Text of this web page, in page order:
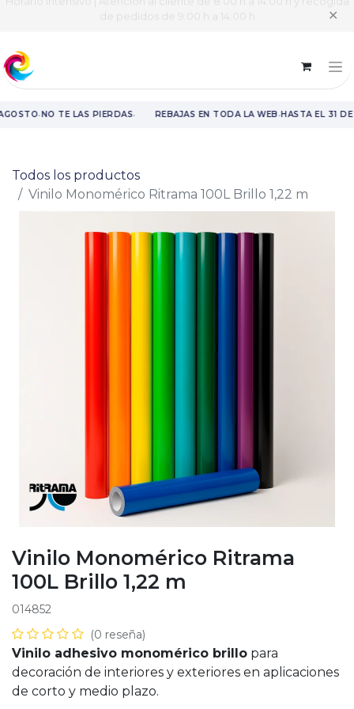
Horario intensivo | Atención al cliente de 8:00 h a 14:00 h y recogida
de pedidos de 9:00 h a 14:00 h
✕
·NO TE LAS PIERDAS· REBAJAS EN TODA LA WEB·HASTA EL 31 DE
Todos los productos
Vinilo Monomérico Ritrama 100L Brillo 1,22 m
Vinilo Monomérico Ritrama
100L Brillo 1,22 m
014852
(0 reseña)
Vinilo adhesivo monomérico brillo para
decoración de interiores y exteriores en aplicaciones
de corto y medio plazo.